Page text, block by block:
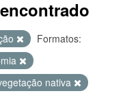
Formatos:
nativa